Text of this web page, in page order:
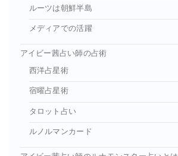
ルーツは朝鮮半島
メディアでの活躍
アイビー茜占い師の占術
西洋占星術
宿曜占星術
タロット占い
ルノルマンカード